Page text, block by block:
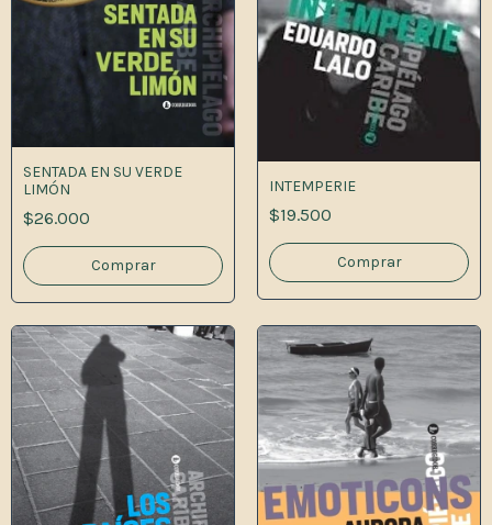
SENTADA EN SU VERDE
LIMÓN
$26.000
INTEMPERIE
$19.500